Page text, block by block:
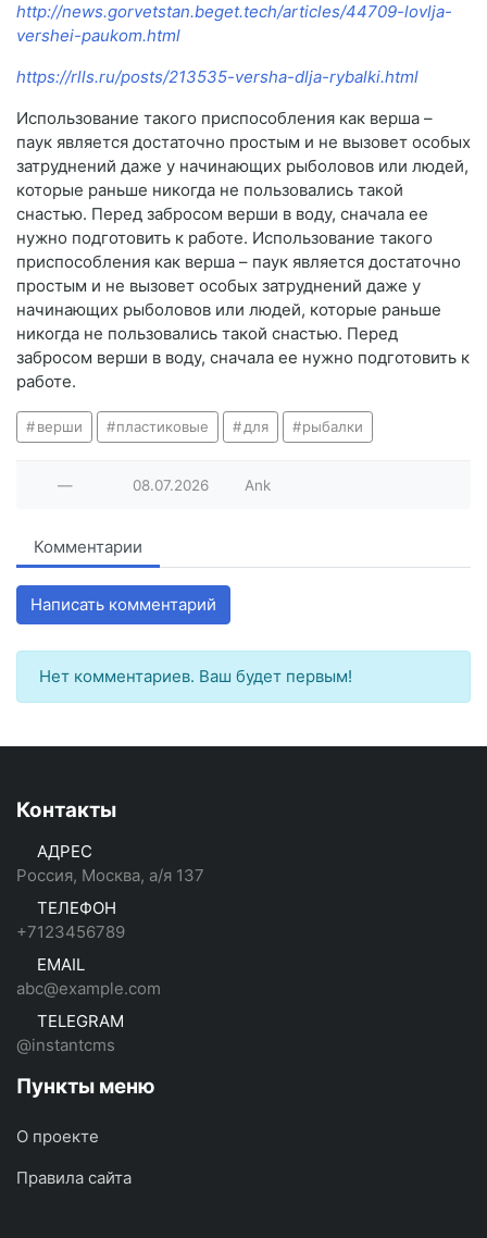
http://news.gorvetstan.beget.tech/articles/44709-lovlja-
vershei-paukom.html
https://rlls.ru/posts/213535-versha-dlja-rybalki.html
Использование такого приспособления как верша –
паук является достаточно простым и не вызовет особых
затруднений даже у начинающих рыболовов или людей,
которые раньше никогда не пользовались такой
снастью. Перед забросом верши в воду, сначала ее
нужно подготовить к работе. Использование такого
приспособления как верша – паук является достаточно
простым и не вызовет особых затруднений даже у
начинающих рыболовов или людей, которые раньше
никогда не пользовались такой снастью. Перед
забросом верши в воду, сначала ее нужно подготовить к
работе.
верши пластиковые для рыбалки
— 08.07.2026 Ank
Комментарии
Написать комментарий
Нет комментариев. Ваш будет первым!
Контакты
АДРЕС
Россия, Москва, а/я 137
ТЕЛЕФОН
+7123456789
EMAIL
abc@example.com
TELEGRAM
@instantcms
Пункты меню
О проекте
Правила сайта